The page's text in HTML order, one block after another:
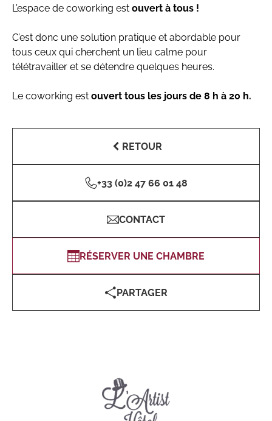
L’espace de coworking est ouvert à tous !
C’est donc une solution pratique et abordable pour
tous ceux qui cherchent un lieu calme pour
télétravailler et se détendre quelques heures.
Le coworking est ouvert tous les jours de 8 h à 20 h.
RETOUR
+33 (0)2 47 66 01 48
CONTACT
RÉSERVER UNE CHAMBRE
PARTAGER